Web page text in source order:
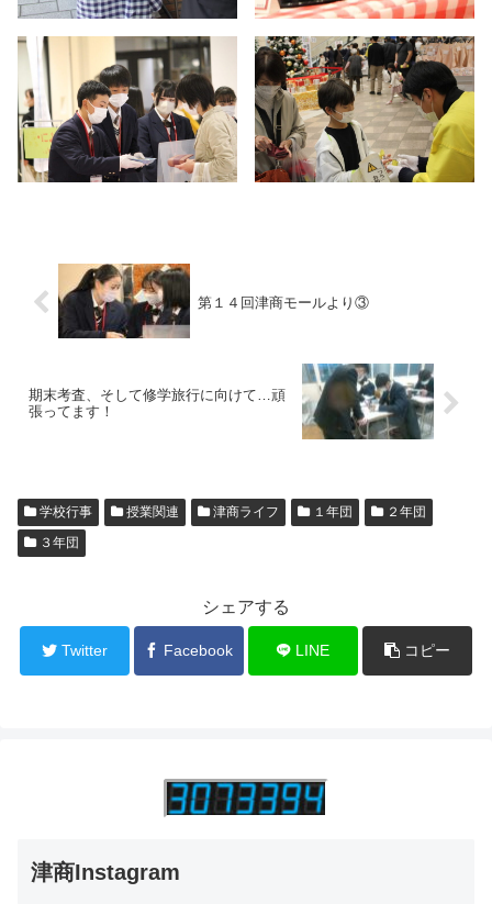
第１４回津商モールより③
期末考査、そして修学旅行に向けて…頑
張ってます！
学校行事 授業関連 津商ライフ １年団
２年団
３年団
シェアする
Twitter Facebook LINE コピー
津商Instagram